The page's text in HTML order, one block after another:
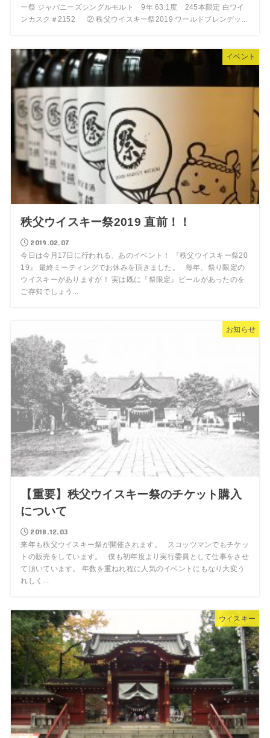
ー祭 ジャパニーズシングルモルト 9年 63.1度 245本限定 白ワイ
ンカスク＃2152 ② 秩父ウイスキー祭2019 ワールドブレンデッ...
イベント
秩父ウイスキー祭2019 直前！！
2019.02.07
今日は今月17日に行われる、あのイベント！ 『秩父ウイスキー祭20
19』 最終ミーティングでお休みを頂きました。 毎年、祭り限定の
ウイスキーがありますが！ 実は既に『祭限定』ビールがあったのを
ご存知でしょう...
お知らせ
【重要】秩父ウイスキー祭のチケット購入
について
2018.12.03
来年も秩父ウイスキー祭が開催されます。 スコッツマンでもチケッ
トの販売をしています。 僕も初年度より実行委員として仕事をさせ
て頂いています。 年数を重ねれ程に人気のイベントにもなり大変う
れしく...
ウイスキー